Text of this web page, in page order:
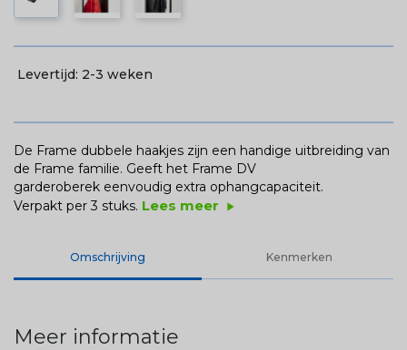
Levertijd: 2-3 weken
De Frame dubbele haakjes zijn een handige uitbreiding van
de Frame familie. Geeft het Frame DV
garderoberek eenvoudig extra ophangcapaciteit.
Verpakt per 3 stuks. Lees meer play_arrow
Omschrijving Kenmerken
Meer informatie